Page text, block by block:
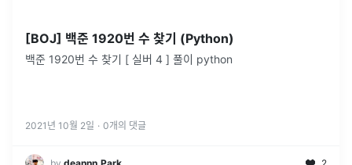
[BOJ] 백준 1920번 수 찾기 (Python)
백준 1920번 수 찾기 [ 실버 4 ] 풀이 python
2021년 10월 2일 · 0개의 댓글